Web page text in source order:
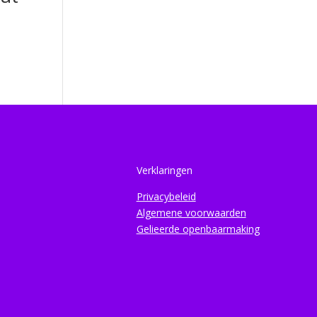
Verklaringen
Privacybeleid
Algemene voorwaarden
Gelieerde openbaarmaking